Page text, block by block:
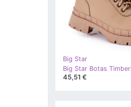
Big Star
45,51 €